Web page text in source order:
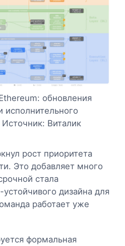
обновления
исполнительного
Виталик
рост приоритета
Это добавляет много
стала
дизайна для
работает уже
формальная